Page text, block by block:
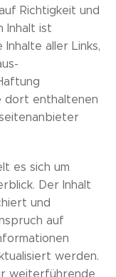
Richtigkeit und
Inhalt ist
Inhalte aller Links,
dort enthaltenen
es sich um
Der Inhalt
und
auf
werden.
weiterführende